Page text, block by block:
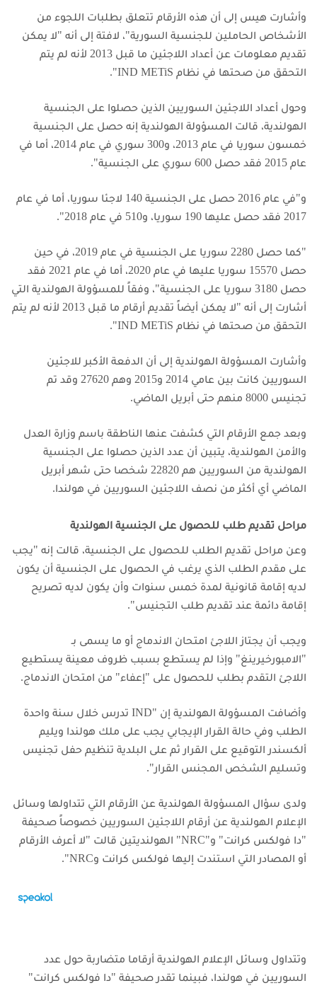
وأشارت هيس إلى أن هذه الأرقام تتعلق بطلبات اللجوء من
الأشخاص الحاملين للجنسية السورية"، لافتة إلى أنه "لا يمكن
تقديم معلومات عن أعداد اللاجئين ما قبل 2013 لأنه لم يتم
التحقق من صحتها في نظام IND METiS".
وحول أعداد اللاجئين السوريين الذين حصلوا على الجنسية
الهولندية، قالت المسؤولة الهولندية إنه حصل على الجنسية
خمسون سوريا في عام 2013، و300 سوري في عام 2014، أما في
عام 2015 فقد حصل 600 سوري على الجنسية".
و"في عام 2016 حصل على الجنسية 140 لاجئا سوريا، أما في عام
2017 فقد حصل عليها 190 سوريا، و510 في عام 2018".
"كما حصل 2280 سوريا على الجنسية في عام 2019، في حين
حصل 15570 سوريا عليها في عام 2020، أما في عام 2021 فقد
حصل 3180 سوريا على الجنسية"، وفقاً للمسؤولة الهولندية التي
أشارت إلى أنه "لا يمكن أيضاً تقديم أرقام ما قبل 2013 لأنه لم يتم
التحقق من صحتها في نظام IND METiS".
وأشارت المسؤولة الهولندية إلى أن الدفعة الأكبر للاجئين
السوريين كانت بين عامي 2014 و2015 وهم 27620 وقد تم
تجنيس 8000 منهم حتى أبريل الماضي.
وبعد جمع الأرقام التي كشفت عنها الناطقة باسم وزارة العدل
والأمن الهولندية، يتبين أن عدد الذين حصلوا على الجنسية
الهولندية من السوريين هم 22820 شخصا حتى شهر أبريل
الماضي أي أكثر من نصف اللاجئين السوريين في هولندا.
مراحل تقديم طلب للحصول على الجنسية الهولندية
وعن مراحل تقديم الطلب للحصول على الجنسية، قالت إنه "يجب
على مقدم الطلب الذي يرغب في الحصول على الجنسية أن يكون
لديه إقامة قانونية لمدة خمس سنوات وأن يكون لديه تصريح
إقامة دائمة عند تقديم طلب التجنيس".
ويجب أن يجتاز اللاجئ امتحان الاندماج أو ما يسمى بـ
"الامبورخيرينغ" وإذا لم يستطع بسبب ظروف معينة يستطيع
اللاجئ التقدم بطلب للحصول على "إعفاء" من امتحان الاندماج.
وأضافت المسؤولة الهولندية إن "IND تدرس خلال سنة واحدة
الطلب وفي حالة القرار الإيجابي يجب على ملك هولندا ويليم
ألكسندر التوقيع على القرار ثم على البلدية تنظيم حفل تجنيس
وتسليم الشخص المجنس القرار".
ولدى سؤال المسؤولة الهولندية عن الأرقام التي تتداولها وسائل
الإعلام الهولندية عن أرقام اللاجئين السوريين خصوصاً صحيفة
"دا فولكس كرانت" و"NRC" الهولنديتين قالت "لا أعرف الأرقام
أو المصادر التي استندت إليها فولكس كرانت وNRC".
وتتداول وسائل الإعلام الهولندية أرقاما متضاربة حول عدد
السوريين في هولندا، فبينما تقدر صحيفة "دا فولكس كرانت"